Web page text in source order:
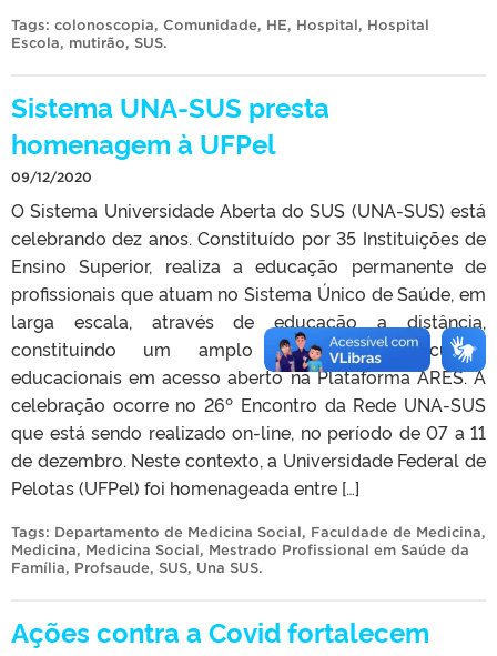
Tags: colonoscopia, Comunidade, HE, Hospital, Hospital
Escola, mutirão, SUS.
Sistema UNA-SUS presta
homenagem à UFPel
09/12/2020
O Sistema Universidade Aberta do SUS (UNA-SUS) está
celebrando dez anos. Constituído por 35 Instituições de
Ensino Superior, realiza a educação permanente de
profissionais que atuam no Sistema Único de Saúde, em
larga escala, através de educação a distância,
constituindo um amplo acervo de recursos
educacionais em acesso aberto na Plataforma ARES. A
celebração ocorre no 26º Encontro da Rede UNA-SUS
que está sendo realizado on-line, no período de 07 a 11
de dezembro. Neste contexto, a Universidade Federal de
Pelotas (UFPel) foi homenageada entre […]
Tags: Departamento de Medicina Social, Faculdade de Medicina,
Medicina, Medicina Social, Mestrado Profissional em Saúde da
Família, Profsaude, SUS, Una SUS.
Ações contra a Covid fortalecem